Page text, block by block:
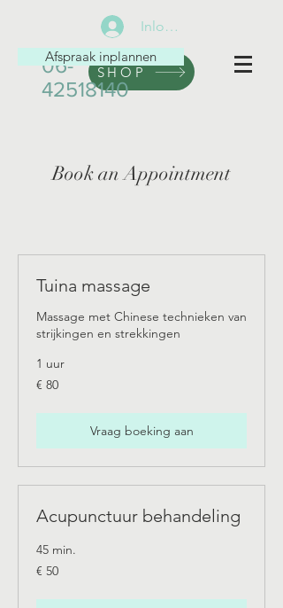
Inloggen
SHOP
06-
42518140
Afspraak inplannen
Book an Appointment
Tuina massage
Massage met Chinese technieken van
strijkingen en strekkingen
1 uur
80
euro
€ 80
Vraag boeking aan
Acupunctuur behandeling
45 min.
50
euro
€ 50